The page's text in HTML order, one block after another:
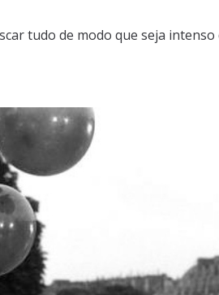
tudo de modo que seja